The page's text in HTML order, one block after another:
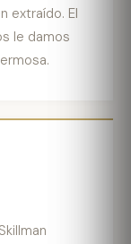
extraído. El
le damos